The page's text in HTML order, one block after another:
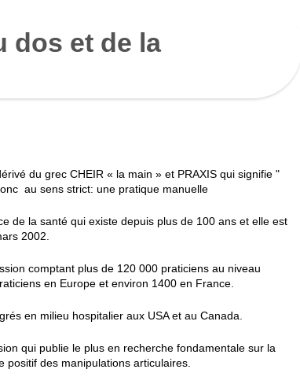
dos et de la
du grec CHEIR « la main » et PRAXIS qui signifie "
au sens strict: une pratique manuelle
de la santé qui existe depuis plus de 100 ans et elle est
2002.
comptant plus de 120 000 praticiens au niveau
en Europe et environ 1400 en France.
en milieu hospitalier aux USA et au Canada.
qui publie le plus en recherche fondamentale sur la
positif des manipulations articulaires.